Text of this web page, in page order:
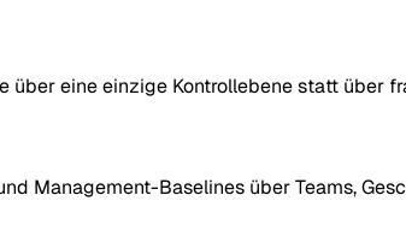
eine einzige Kontrollebene statt über
Management-Baselines über Teams,